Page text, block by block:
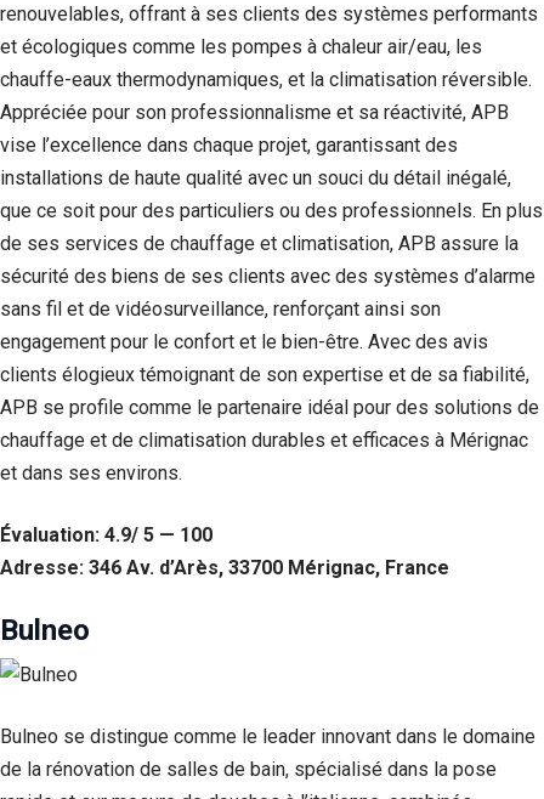
renouvelables, offrant à ses clients des systèmes performants
et écologiques comme les pompes à chaleur air/eau, les
chauffe-eaux thermodynamiques, et la climatisation réversible.
Appréciée pour son professionnalisme et sa réactivité, APB
vise l’excellence dans chaque projet, garantissant des
installations de haute qualité avec un souci du détail inégalé,
que ce soit pour des particuliers ou des professionnels. En plus
de ses services de chauffage et climatisation, APB assure la
sécurité des biens de ses clients avec des systèmes d’alarme
sans fil et de vidéosurveillance, renforçant ainsi son
engagement pour le confort et le bien-être. Avec des avis
clients élogieux témoignant de son expertise et de sa fiabilité,
APB se profile comme le partenaire idéal pour des solutions de
chauffage et de climatisation durables et efficaces à Mérignac
et dans ses environs.
Évaluation: 4.9/ 5 — 100
Adresse: 346 Av. d’Arès, 33700 Mérignac, France
Bulneo
Bulneo se distingue comme le leader innovant dans le domaine
de la rénovation de salles de bain, spécialisé dans la pose